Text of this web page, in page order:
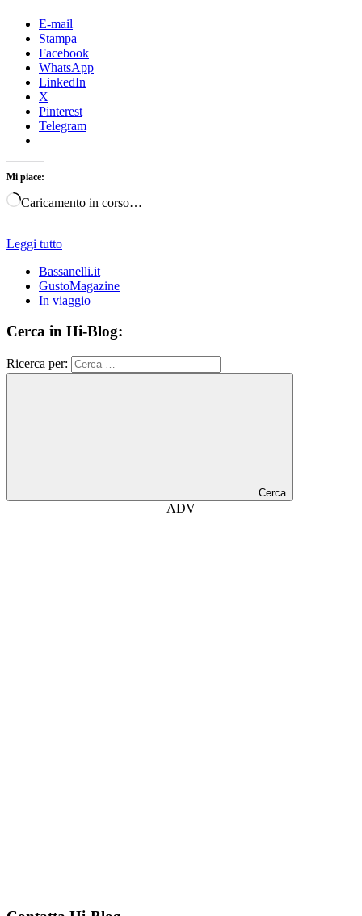
E-mail
Stampa
Facebook
WhatsApp
LinkedIn
X
Pinterest
Telegram
Mi piace:
Caricamento in corso…
Leggi tutto
Bassanelli.it
GustoMagazine
In viaggio
Cerca in Hi-Blog:
Ricerca per:
Cerca
ADV